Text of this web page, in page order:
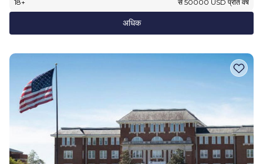
18+
से 50000 USD प्रति वर्ष
अधिक